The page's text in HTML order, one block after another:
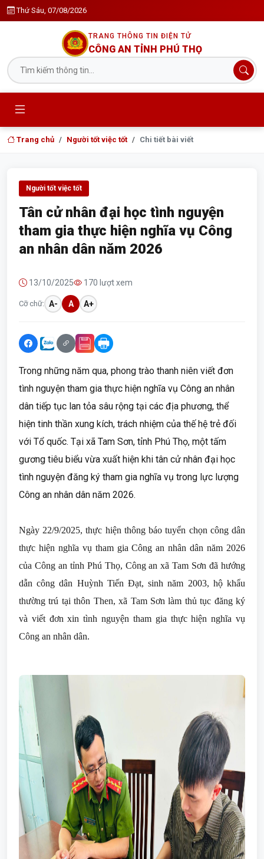
Thứ Sáu, 07/08/2026
TRANG THÔNG TIN ĐIỆN TỬ
CÔNG AN TỈNH PHÚ THỌ
Trang chủ Người tốt việc tốt Chi tiết bài viết
Người tốt việc tốt
Tân cử nhân đại học tình nguyện
tham gia thực hiện nghĩa vụ Công
an nhân dân năm 2026
13/10/2025 170 lượt xem
Cỡ chữ: A- A A+
Trong những năm qua, phong trào thanh niên viết đơn
tình nguyện tham gia thực hiện nghĩa vụ Công an nhân
dân tiếp tục lan tỏa sâu rộng tại các địa phương, thể
hiện tinh thần xung kích, trách nhiệm của thế hệ trẻ đối
với Tổ quốc. Tại xã Tam Sơn, tỉnh Phú Thọ, một tấm
gương tiêu biểu vừa xuất hiện khi tân cử nhân đại học
tình nguyện đăng ký tham gia nghĩa vụ trong lực lượng
Công an nhân dân năm 2026.
Ngày 22/9/2025, thực hiện thông báo tuyển chọn công dân
thực hiện nghĩa vụ tham gia Công an nhân dân năm 2026
của Công an tỉnh Phú Thọ, Công an xã Tam Sơn đã hướng
dẫn công dân Huỳnh Tiến Đạt, sinh năm 2003, hộ khẩu
thường trú tại thôn Then, xã Tam Sơn làm thủ tục đăng ký
và viết đơn xin tình nguyện tham gia thực hiện nghĩa vụ
Công an nhân dân.